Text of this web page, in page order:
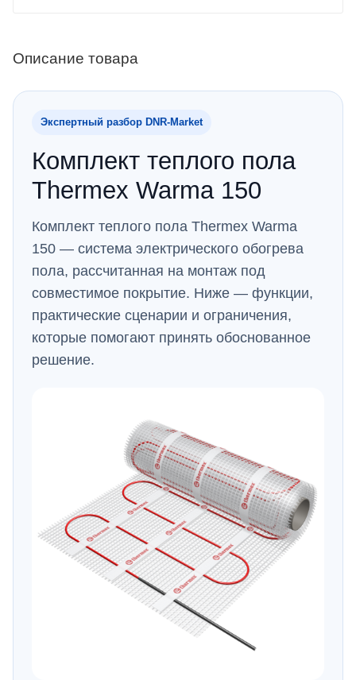
Описание товара
Экспертный разбор DNR‑Market
Комплект теплого пола
Thermex Warma 150
Комплект теплого пола Thermex Warma
150 — система электрического обогрева
пола, рассчитанная на монтаж под
совместимое покрытие. Ниже — функции,
практические сценарии и ограничения,
которые помогают принять обоснованное
решение.